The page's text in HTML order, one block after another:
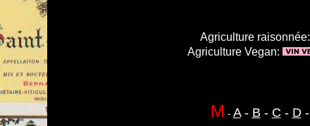
Agriculture raisonnée:
Agriculture Vegan:
M - A- B - C - D-